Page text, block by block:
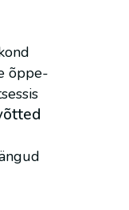
õppe-